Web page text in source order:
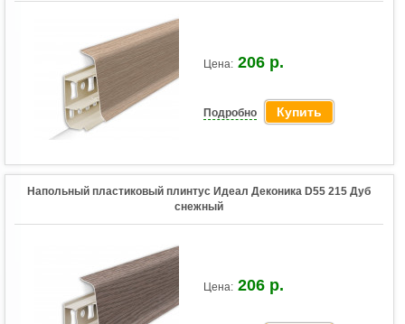
Цена: 206 р.
Подробно Купить
Напольный пластиковый плинтус Идеал Деконика D55 215 Дуб
снежный
Цена: 206 р.